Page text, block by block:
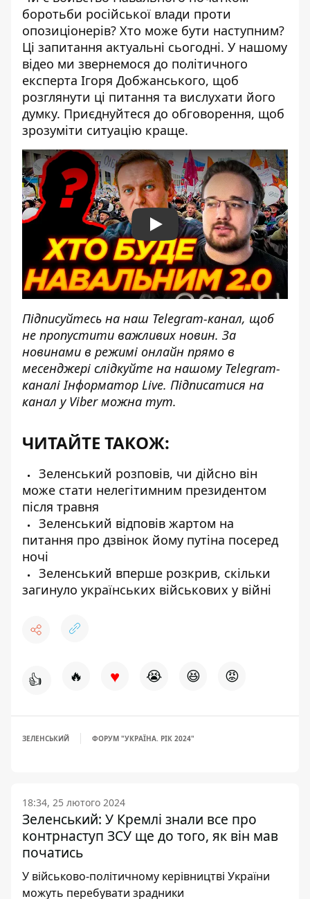
боротьби російської влади проти
опозиціонерів? Хто може бути наступним?
Ці запитання актуальні сьогодні. У нашому
відео ми звернемося до політичного
експерта Ігоря Добжанського, щоб
розглянути ці питання та вислухати його
думку. Приєднуйтеся до обговорення, щоб
зрозуміти ситуацію краще.
Play
Підписуйтесь на наш Telegram-канал, щоб
не пропустити важливих новин. За
новинами в режимі онлайн прямо в
месенджері слідкуйте на нашому Telegram-
каналіІнформатор Live. Підписатися на
канал у Viber можна тут.
ЧИТАЙТЕ ТАКОЖ:
Зеленський розповів, чи дійсно він
може стати нелегітимним президентом
після травня
Зеленський відповів жартом на
питання про дзвінок йому путіна посеред
ночі
Зеленський вперше розкрив, скільки
загинуло українських військових у війні
👍 🔥 ♥ 😭 😆 😡
ЗЕЛЕНСЬКИЙ ФОРУМ "УКРАЇНА. РІК 2024"
18:34, 25 лютого 2024
Зеленський: У Кремлі знали все про
контрнаступ ЗСУ ще до того, як він мав
початись
У військово-політичному керівництві України
можуть перебувати зрадники